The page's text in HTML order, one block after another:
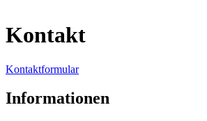
Kontakt
Kontaktformular
Informationen